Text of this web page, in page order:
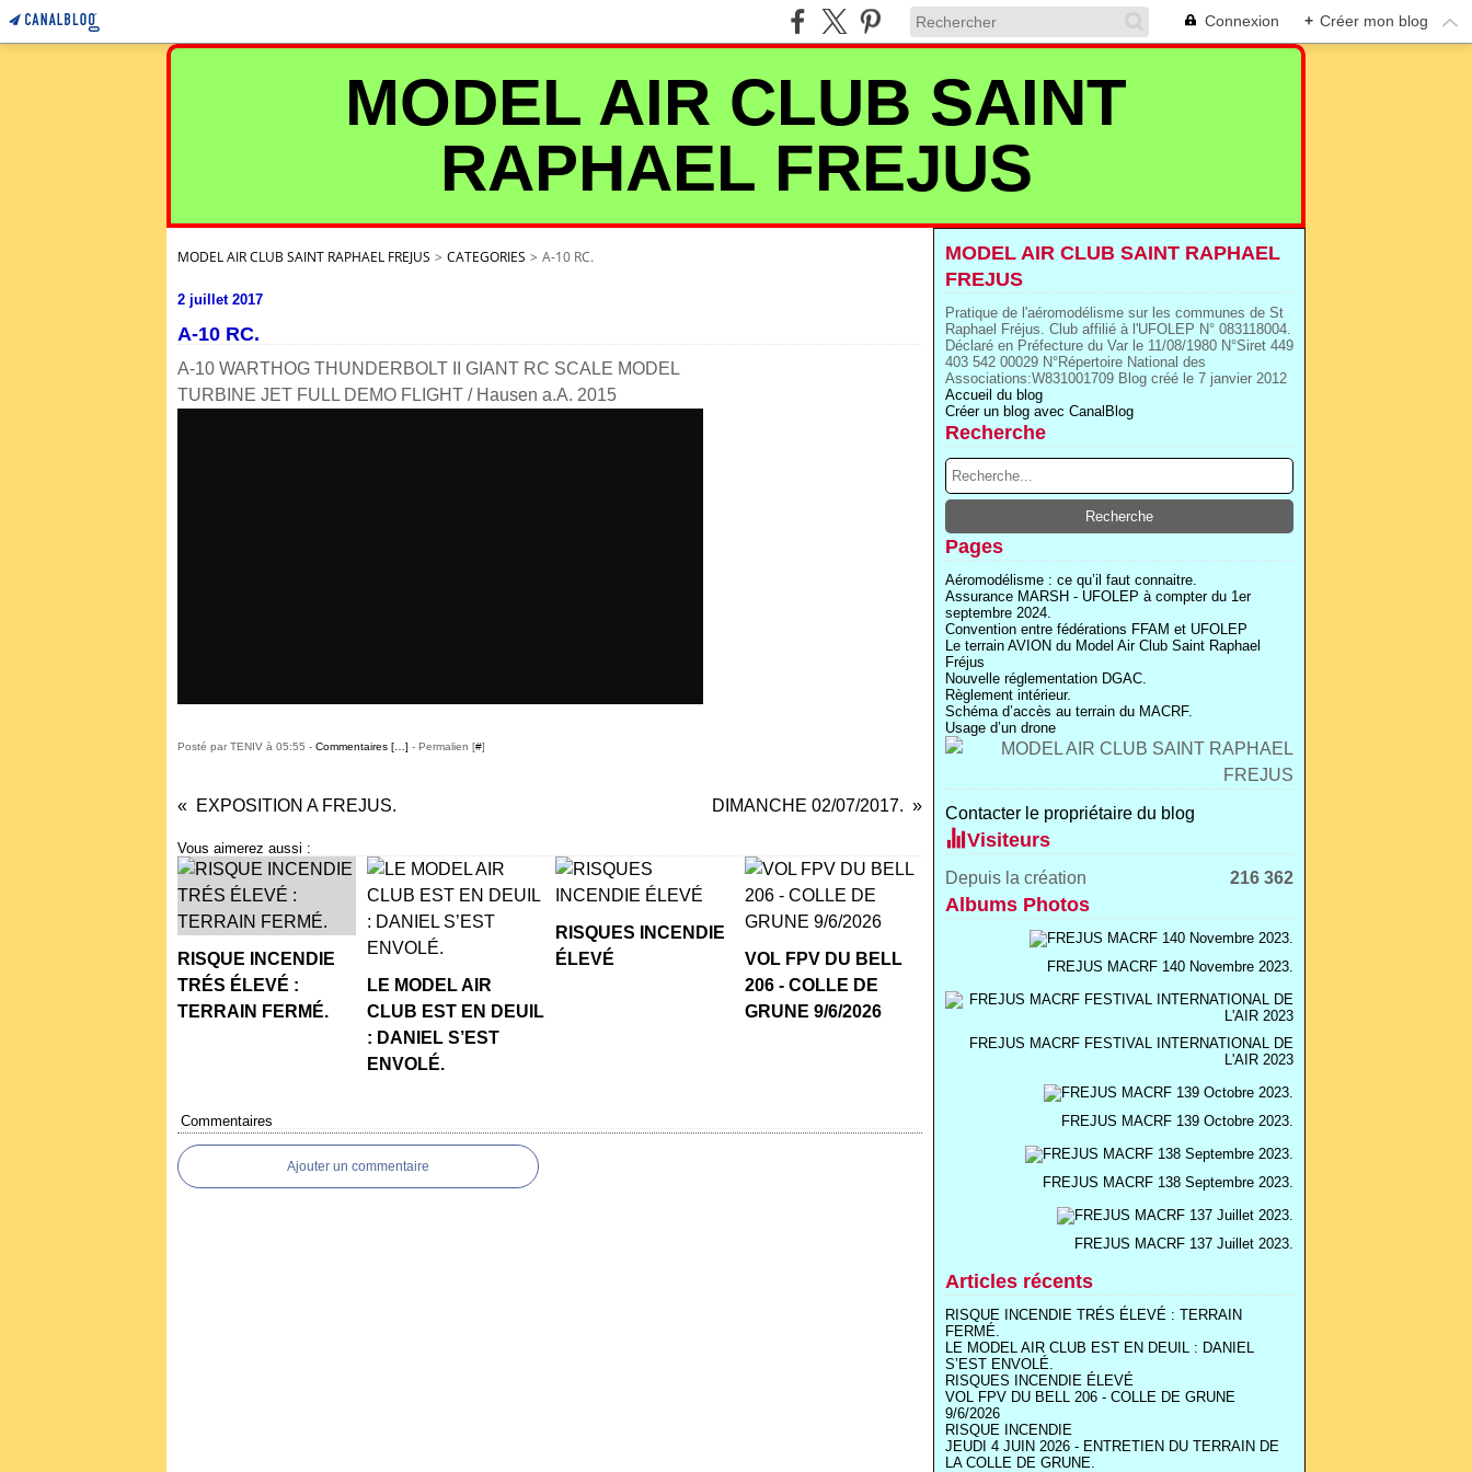
Connexion + Créer mon blog
MODEL AIR CLUB SAINT
RAPHAEL FREJUS
MODEL AIR CLUB SAINT RAPHAEL FREJUS > CATEGORIES > A-10 RC.
2 juillet 2017
A-10 RC.
A-10 WARTHOG THUNDERBOLT II GIANT RC SCALE MODEL
TURBINE JET FULL DEMO FLIGHT / Hausen a.A. 2015
Posté par TENIV à 05:55 - Commentaires [ ] - Permalien [#]
EXPOSITION A FREJUS. DIMANCHE 02/07/2017.
Vous aimerez aussi :
RISQUE INCENDIE
TRÉS ÉLEVÉ :
TERRAIN FERMÉ.
LE MODEL AIR
CLUB EST EN DEUIL
: DANIEL S’EST
ENVOLÉ.
RISQUES INCENDIE
ÉLEVÉ
VOL FPV DU BELL
206 - COLLE DE
GRUNE 9/6/2026
Commentaires
Ajouter un commentaire
MODEL AIR CLUB SAINT RAPHAEL
FREJUS
Pratique de l'aéromodélisme sur les communes de St
Raphael Fréjus. Club affilié à l'UFOLEP N° 083118004.
Déclaré en Préfecture du Var le 11/08/1980 N°Siret 449
403 542 00029 N°Répertoire National des
Associations:W831001709 Blog créé le 7 janvier 2012
Accueil du blog
Créer un blog avec CanalBlog
Recherche
Pages
Aéromodélisme : ce qu’il faut connaitre.
Assurance MARSH - UFOLEP à compter du 1er
septembre 2024.
Convention entre fédérations FFAM et UFOLEP
Le terrain AVION du Model Air Club Saint Raphael
Fréjus
Nouvelle réglementation DGAC.
Règlement intérieur.
Schéma d’accès au terrain du MACRF.
Usage d’un drone
Contacter le propriétaire du blog
Visiteurs
Depuis la création 216 362
Albums Photos
FREJUS MACRF 140 Novembre 2023.
FREJUS MACRF FESTIVAL INTERNATIONAL DE
L'AIR 2023
FREJUS MACRF 139 Octobre 2023.
FREJUS MACRF 138 Septembre 2023.
FREJUS MACRF 137 Juillet 2023.
Articles récents
RISQUE INCENDIE TRÉS ÉLEVÉ : TERRAIN
FERMÉ.
LE MODEL AIR CLUB EST EN DEUIL : DANIEL
S’EST ENVOLÉ.
RISQUES INCENDIE ÉLEVÉ
VOL FPV DU BELL 206 - COLLE DE GRUNE
9/6/2026
RISQUE INCENDIE
JEUDI 4 JUIN 2026 - ENTRETIEN DU TERRAIN DE
LA COLLE DE GRUNE.